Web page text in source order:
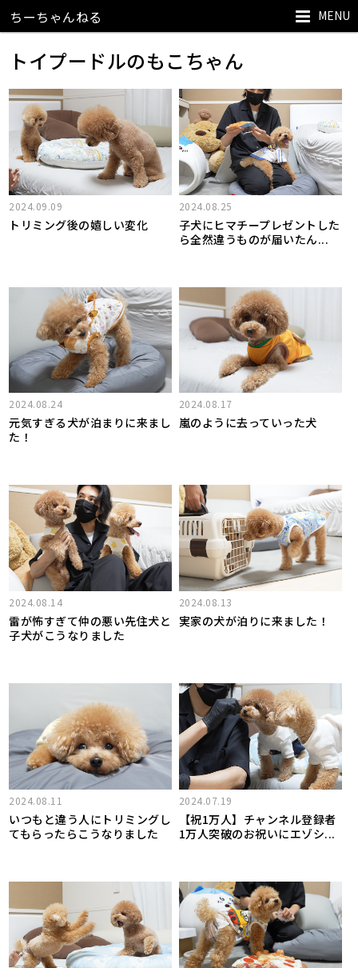
MENU
ちーちゃんねる
トイプードルのもこちゃん
2024.09.09
トリミング後の嬉しい変化
2024.08.25
子犬にヒマチープレゼントした
ら全然違うものが届いたん...
2024.08.24
元気すぎる犬が泊まりに来まし
た！
2024.08.17
嵐のように去っていった犬
2024.08.14
雷が怖すぎて仲の悪い先住犬と
子犬がこうなりました
2024.08.13
実家の犬が泊りに来ました！
2024.08.11
いつもと違う人にトリミングし
てもらったらこうなりました
2024.07.19
【祝1万人】チャンネル登録者
1万人突破のお祝いにエゾシ...